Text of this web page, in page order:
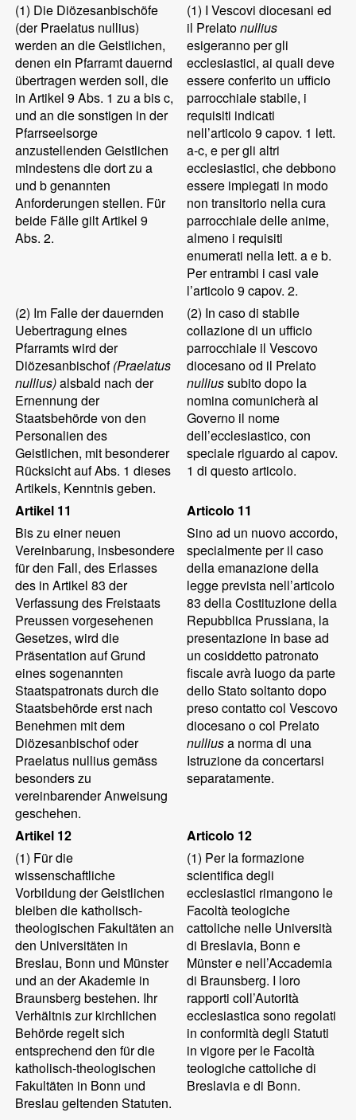
(1) Die Diözesanbischöfe
(der Praelatus nullius)
werden an die Geistlichen,
denen ein Pfarramt dauernd
übertragen werden soll, die
in Artikel 9 Abs. 1 zu a bis c,
und an die sonstigen in der
Pfarrseelsorge
anzustellenden Geistlichen
mindestens die dort zu a
und b genannten
Anforderungen stellen. Für
beide Fälle gilt Artikel 9
Abs. 2.
(1) I Vescovi diocesani ed
il Prelatonullius
esigeranno per gli
ecclesiastici, ai quali deve
essere conferito un ufficio
parrocchiale stabile, i
requisiti indicati
nell’articolo 9 capov. 1 lett.
a-c, e per gli altri
ecclesiastici, che debbono
essere impiegati in modo
non transitorio nella cura
parrocchiale delle anime,
almeno i requisiti
enumerati nella lett. a e b.
Per entrambi i casi vale
l’articolo 9 capov. 2.
(2) Im Falle der dauernden
Uebertragung eines
Pfarramts wird der
Diözesanbischof(Praelatus
nullius)alsbald nach der
Ernennung der
Staatsbehörde von den
Personalien des
Geistlichen, mit besonderer
Rücksicht auf Abs. 1 dieses
Artikels, Kenntnis geben.
(2) In caso di stabile
collazione di un ufficio
parrocchiale il Vescovo
diocesano od il Prelato
nulliussubito dopo la
nomina comunicherà al
Governo il nome
dell’ecclesiastico, con
speciale riguardo al capov.
1 di questo articolo.
Artikel 11
Articolo 11
Bis zu einer neuen
Vereinbarung, insbesondere
für den Fall, des Erlasses
des in Artikel 83 der
Verfassung des Freistaats
Preussen vorgesehenen
Gesetzes, wird die
Präsentation auf Grund
eines sogenannten
Staatspatronats durch die
Staatsbehörde erst nach
Benehmen mit dem
Diözesanbischof oder
Praelatus nullius gemäss
besonders zu
vereinbarender Anweisung
geschehen.
Sino ad un nuovo accordo,
specialmente per il caso
della emanazione della
legge prevista nell’articolo
83 della Costituzione della
Repubblica Prussiana, la
presentazione in base ad
un cosiddetto patronato
fiscale avrà luogo da parte
dello Stato soltanto dopo
preso contatto col Vescovo
diocesano o col Prelato
nulliusa norma di una
Istruzione da concertarsi
separatamente.
Artikel 12
Articolo 12
(1) Für die
wissenschaftliche
Vorbildung der Geistlichen
bleiben die katholisch-
theologischen Fakultäten an
den Universitäten in
Breslau, Bonn und Münster
und an der Akademie in
Braunsberg bestehen. Ihr
Verhältnis zur kirchlichen
Behörde regelt sich
entsprechend den für die
katholisch-theologischen
Fakultäten in Bonn und
Breslau geltenden Statuten.
(1) Per la formazione
scientifica degli
ecclesiastici rimangono le
Facoltà teologiche
cattoliche nelle Università
di Breslavia, Bonn e
Münster e nell’Accademia
di Braunsberg. I loro
rapporti coll’Autorità
ecclesiastica sono regolati
in conformità degli Statuti
in vigore per le Facoltà
teologiche cattoliche di
Breslavia e di Bonn.